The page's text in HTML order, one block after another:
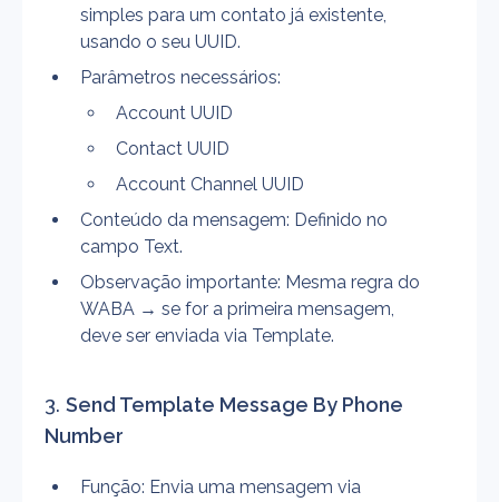
simples para um contato já existente,
usando o seu UUID.
Parâmetros necessários:
Account UUID
Contact UUID
Account Channel UUID
Conteúdo da mensagem: Definido no
campo Text.
Observação importante: Mesma regra do
WABA → se for a primeira mensagem,
deve ser enviada via Template.
3. Send Template Message By Phone
Number
Função: Envia uma mensagem via